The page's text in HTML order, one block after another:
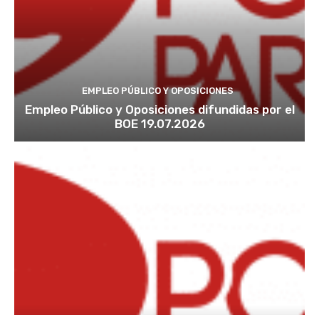
EMPLEO PÚBLICO Y OPOSICIONES
Empleo Público y Oposiciones difundidas por el
BOE 19.07.2026